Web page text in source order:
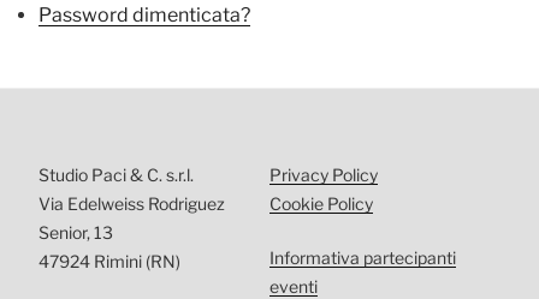
Password dimenticata?
Studio Paci & C. s.r.l.
Via Edelweiss Rodriguez
Senior, 13
47924 Rimini (RN)
Privacy Policy
Cookie Policy
Informativa partecipanti
eventi